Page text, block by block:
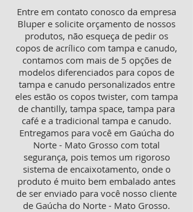
Entre em contato conosco da empresa
Bluper e solicite orçamento de nossos
produtos, não esqueça de pedir os
copos de acrílico com tampa e canudo,
contamos com mais de 5 opções de
modelos diferenciados para copos de
tampa e canudo personalizados entre
eles estão os copos twister, com tampa
de chantilly, tampa space, tampa para
café e a tradicional tampa e canudo.
Entregamos para você em Gaúcha do
Norte - Mato Grosso com total
segurança, pois temos um rigoroso
sistema de encaixotamento, onde o
produto é muito bem embalado antes
de ser enviado para você nosso cliente
de Gaúcha do Norte - Mato Grosso.